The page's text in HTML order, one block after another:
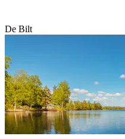
De Bilt